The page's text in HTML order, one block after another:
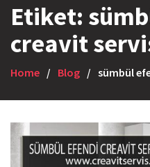
Etiket:
creavit
Home Blog sümbül